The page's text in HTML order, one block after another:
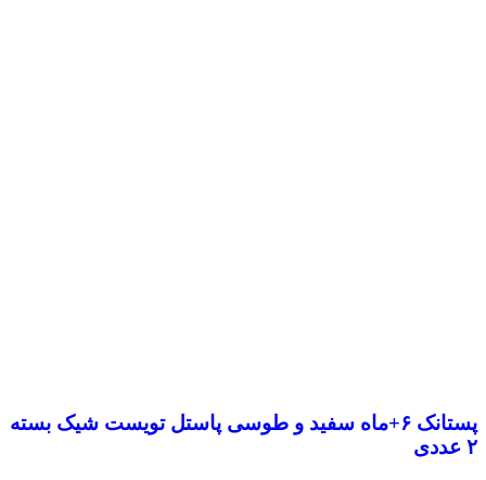
پستانک ۶+ماه سفید و طوسی پاستل تویست شیک بسته
۲ عددی